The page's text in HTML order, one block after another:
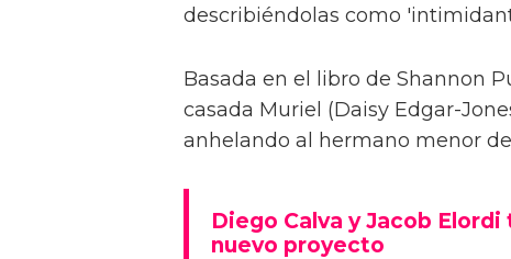
describiéndolas como
Basada en el libro de Shannon
casada Muriel (Daisy Edgar-
anhelando al hermano menor
Diego Calva y Jacob
nuevo proyecto